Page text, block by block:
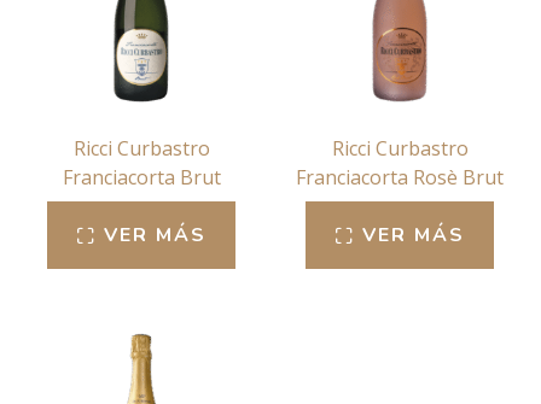
Ricci Curbastro
Franciacorta Brut
VER MÁS
Ricci Curbastro
Franciacorta Rosè Brut
VER MÁS